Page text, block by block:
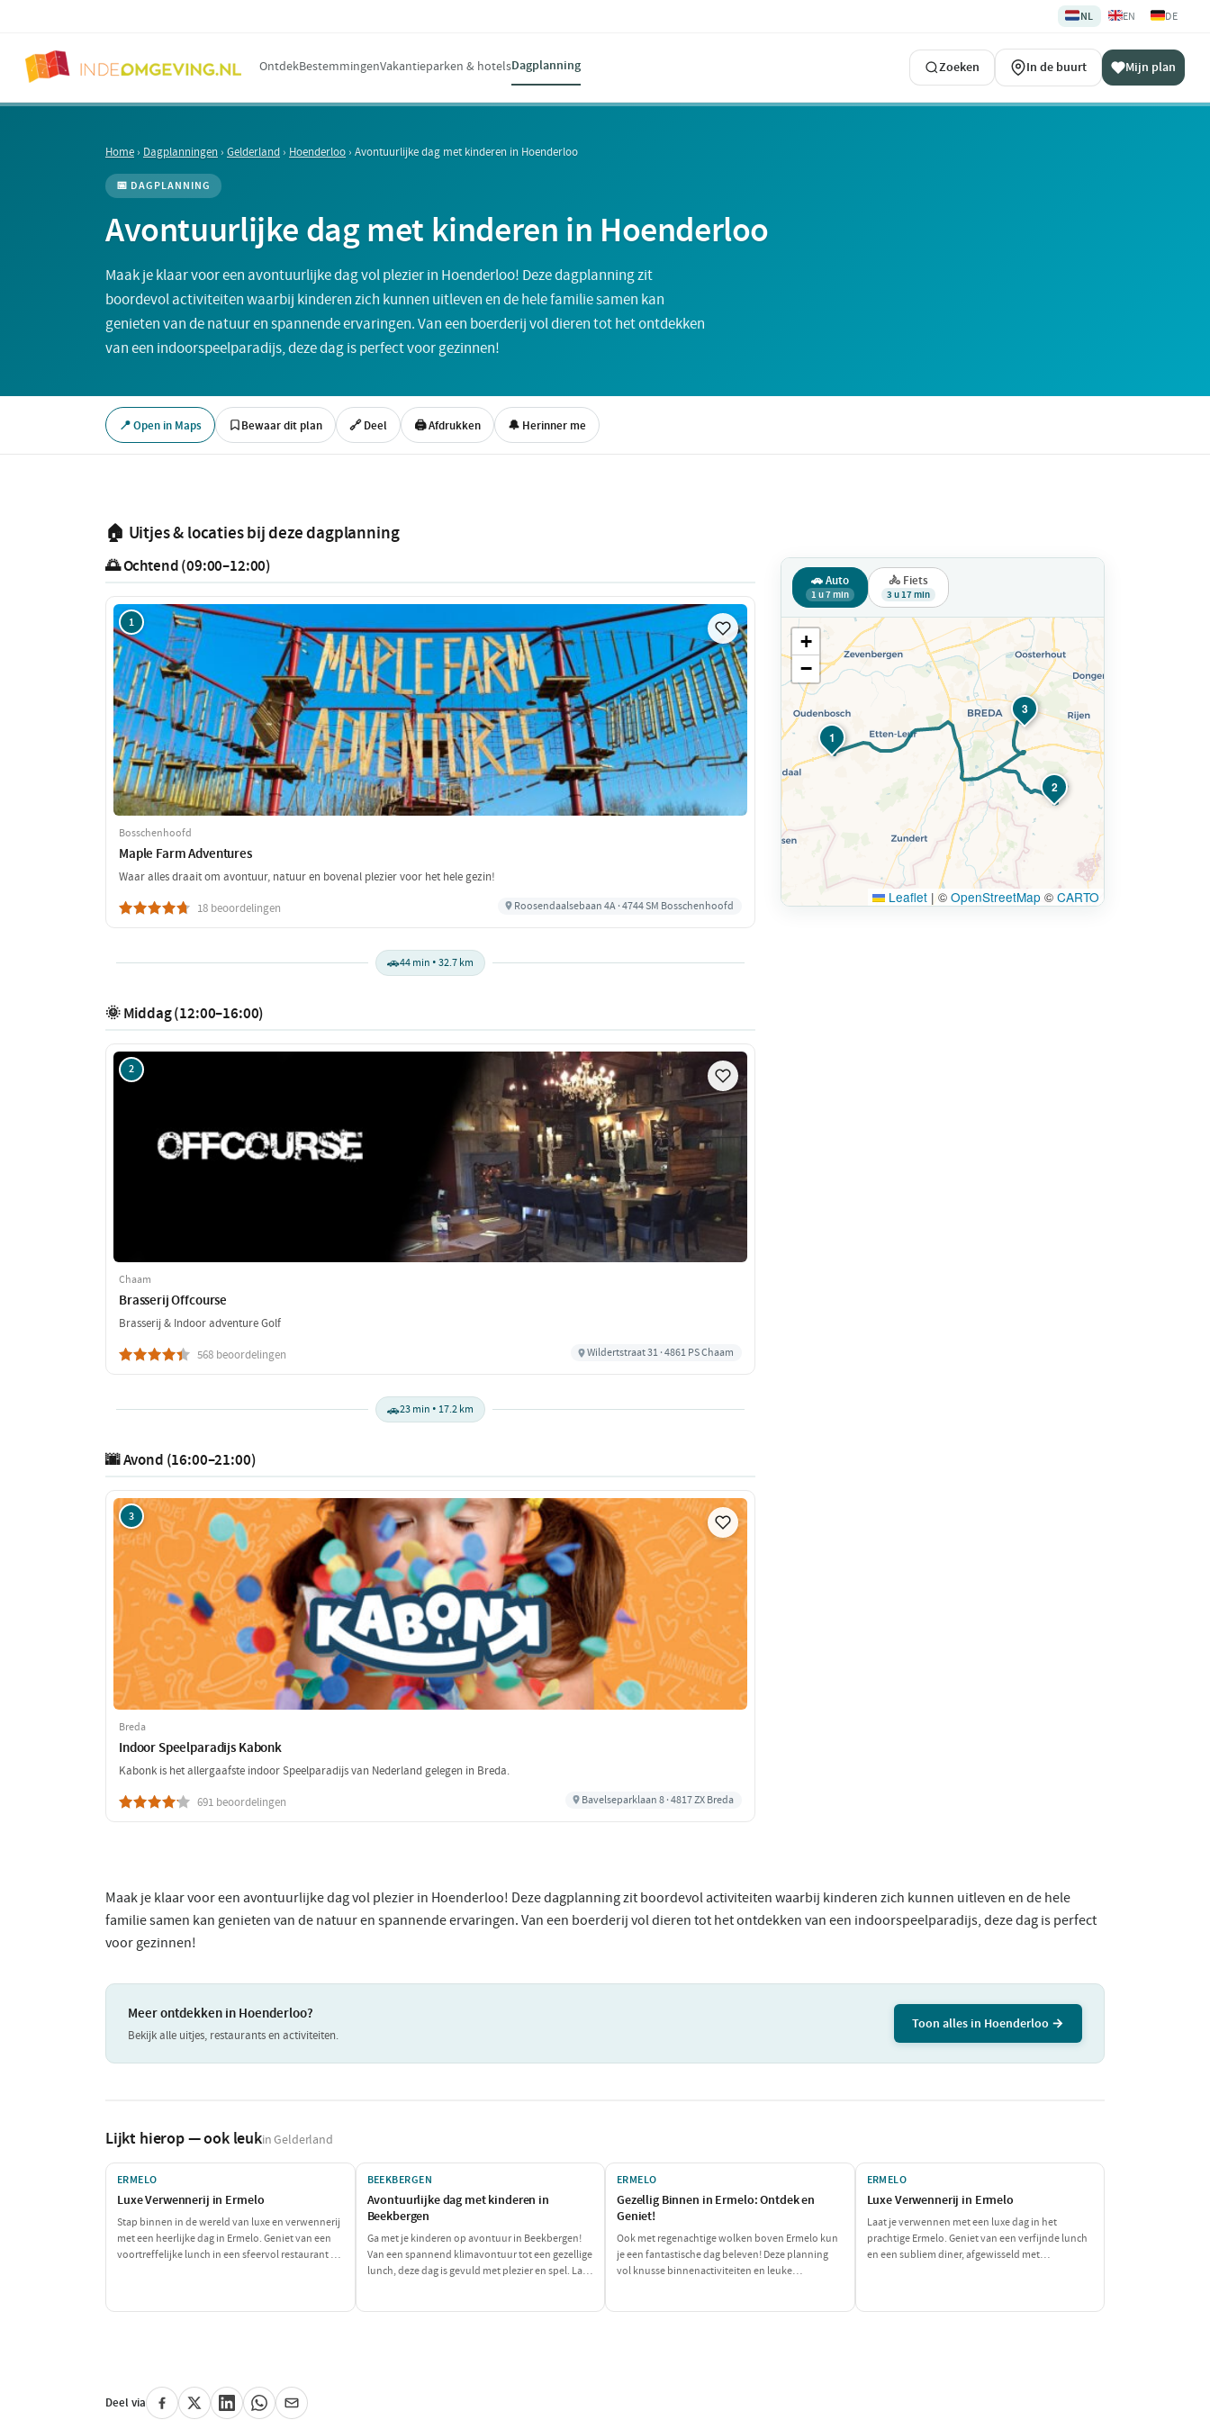
🇳🇱NL 🇬🇧EN 🇩🇪DE
OntdekBestemmingenVakantieparken & hotelsDagplanning Zoeken In de buurt Mijn plan
Home › Dagplanningen › Gelderland › Hoenderloo › Avontuurlijke dag met kinderen in Hoenderloo
📅 DAGPLANNING
Avontuurlijke dag met kinderen in Hoenderloo
Maak je klaar voor een avontuurlijke dag vol plezier in Hoenderloo! Deze dagplanning zit
boordevol activiteiten waarbij kinderen zich kunnen uitleven en de hele familie samen kan
genieten van de natuur en spannende ervaringen. Van een boerderij vol dieren tot het ontdekken
van een indoorspeelparadijs, deze dag is perfect voor gezinnen!
📍 Open in Maps Bewaar dit plan 🔗 Deel 🖨 Afdrukken 🔔 Herinner me
🏠 Uitjes & locaties bij deze dagplanning
🌅 Ochtend (09:00–12:00)
1
Bosschenhoofd
Maple Farm Adventures
Waar alles draait om avontuur, natuur en bovenal plezier voor het hele gezin!
18 beoordelingen Roosendaalsebaan 4A · 4744 SM Bosschenhoofd
🚗44 min • 32.7 km
🌞 Middag (12:00–16:00)
2
Chaam
Brasserij Offcourse
Brasserij & Indoor adventure Golf
568 beoordelingen Wildertstraat 31 · 4861 PS Chaam
🚗23 min • 17.2 km
🌆 Avond (16:00–21:00)
3
Breda
Indoor Speelparadijs Kabonk
Kabonk is het allergaafste indoor Speelparadijs van Nederland gelegen in Breda.
691 beoordelingen Bavelseparklaan 8 · 4817 ZX Breda
🚗 Auto
1 u 7 min
🚴 Fiets
3 u 17 min
1
2
3
+
−
Leaflet | © OpenStreetMap © CARTO
Maak je klaar voor een avontuurlijke dag vol plezier in Hoenderloo! Deze dagplanning zit boordevol activiteiten waarbij kinderen zich kunnen uitleven en de hele
familie samen kan genieten van de natuur en spannende ervaringen. Van een boerderij vol dieren tot het ontdekken van een indoorspeelparadijs, deze dag is perfect
voor gezinnen!
Meer ontdekken in Hoenderloo?
Bekijk alle uitjes, restaurants en activiteiten.
Toon alles in Hoenderloo →
Lijkt hierop — ook leukin Gelderland
ERMELO
Luxe Verwennerij in Ermelo
Stap binnen in de wereld van luxe en verwennerij
met een heerlijke dag in Ermelo. Geniet van een
voortreffelijke lunch in een sfeervol restaurant en
BEEKBERGEN
Avontuurlijke dag met kinderen in
Beekbergen
Ga met je kinderen op avontuur in Beekbergen!
Van een spannend klimavontuur tot een gezellige
lunch, deze dag is gevuld met plezier en spel. Laat
ERMELO
Gezellig Binnen in Ermelo: Ontdek en
Geniet!
Ook met regenachtige wolken boven Ermelo kun
je een fantastische dag beleven! Deze planning
vol knusse binnenactiviteiten en leuke
ERMELO
Luxe Verwennerij in Ermelo
Laat je verwennen met een luxe dag in het
prachtige Ermelo. Geniet van een verfijnde lunch
en een subliem diner, afgewisseld met
Deel via